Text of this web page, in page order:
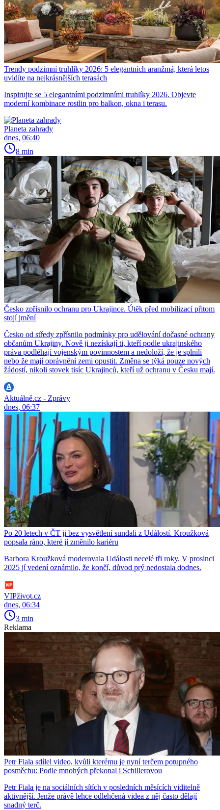
Trendy podzimní truhlíky 2026: 5 elegantních aranžmá, která letos
uvidíte na nejkrásnějších terasách
Inspirujte se 5 elegantními podzimními truhlíky 2026. Objevte
moderní kombinace rostlin pro balkon, okna i terasu.
Planeta zahrady
dnes, 06:40
8 min
Česko zpřísnilo ochranu pro Ukrajince. Útěk před mobilizací přitom
stojí jmění
Česko od středy zpřísnilo podmínky pro udělování dočasné ochrany
občanům Ukrajiny. Nově ji nezískají ti, kteří podle ukrajinského
práva podléhají vojenským povinnostem a nedoloží, že je splnili
nebo že mají oprávnění zemi opustit. Změna se týká pouze nových
žádostí, nikoli stovek tisíc Ukrajinců, kteří už ochranu v Česku mají.
Aktuálně.cz - Zprávy
dnes, 06:37
Po 20 letech v ČT ji bez vysvětlení sundali z Událostí. Kroužková
popsala ráno, které jí změnilo kariéru
Barbora Kroužková moderovala Události necelé tři roky. V prosinci
2025 jí vedení oznámilo, že končí, důvod prý nedostala dodnes.
VIPživot.cz
dnes, 06:34
3 min
Reklama
Petr Fiala sdílel video, kvůli kterému je nyní terčem potupného
posměchu: Podle mnohých překonal i Schillerovou
Petr Fiala je na sociálních sítích v posledních měsících viditelně
aktivnější. Jenže právě lehce odlehčená videa z něj často dělají
snadný terč.